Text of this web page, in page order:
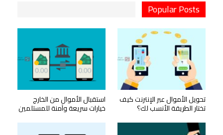
Popular Posts
تحويل الأموال عبر الإنترنت كيف
تختار الطريقة الأنسب لك؟
استقبال الأموال من الخارج
خيارات سريعة وآمنة للمستلمين